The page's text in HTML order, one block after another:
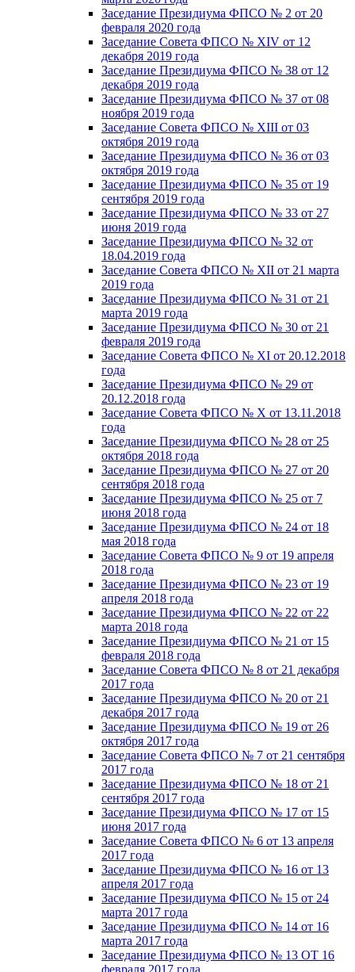
Заседание Президиума ФПСО № 2 от 20
февраля 2020 года
Заседание Совета ФПСО № XIV от 12
декабря 2019 года
Заседание Президиума ФПСО № 38 от 12
декабря 2019 года
Заседание Президиума ФПСО № 37 от 08
ноября 2019 года
Заседание Совета ФПСО № XIII от 03
октября 2019 года
Заседание Президиума ФПСО № 36 от 03
октября 2019 года
Заседание Президиума ФПСО № 35 от 19
сентября 2019 года
Заседание Президиума ФПСО № 33 от 27
июня 2019 года
Заседание Президиума ФПСО № 32 от
18.04.2019 года
Заседание Совета ФПСО № XII от 21 марта
2019 года
Заседание Президиума ФПСО № 31 от 21
марта 2019 года
Заседание Президиума ФПСО № 30 от 21
февраля 2019 года
Заседание Совета ФПСО № XI от 20.12.2018
года
Заседание Президиума ФПСО № 29 от
20.12.2018 года
Заседание Совета ФПСО № X от 13.11.2018
года
Заседание Президиума ФПСО № 28 от 25
октября 2018 года
Заседание Президиума ФПСО № 27 от 20
сентября 2018 года
Заседание Президиума ФПСО № 25 от 7
июня 2018 года
Заседание Президиума ФПСО № 24 от 18
мая 2018 года
Заседание Совета ФПСО № 9 от 19 апреля
2018 года
Заседание Президиума ФПСО № 23 от 19
апреля 2018 года
Заседание Президиума ФПСО № 22 от 22
марта 2018 года
Заседание Президиума ФПСО № 21 от 15
февраля 2018 года
Заседание Совета ФПСО № 8 от 21 декабря
2017 года
Заседание Президиума ФПСО № 20 от 21
декабря 2017 года
Заседание Президиума ФПСО № 19 от 26
октября 2017 года
Заседание Совета ФПСО № 7 от 21 сентября
2017 года
Заседание Президиума ФПСО № 18 от 21
сентября 2017 года
Заседание Президиума ФПСО № 17 от 15
июня 2017 года
Заседание Совета ФПСО № 6 от 13 апреля
2017 года
Заседание Президиума ФПСО № 16 от 13
апреля 2017 года
Заседание Президиума ФПСО № 15 от 24
марта 2017 года
Заседание Президиума ФПСО № 14 от 16
марта 2017 года
Заседание Президиума ФПСО № 13 ОТ 16
февраля 2017 года